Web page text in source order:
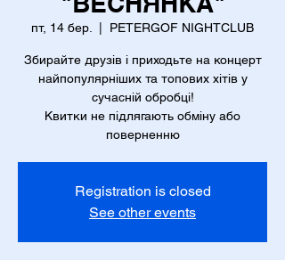
пт, 14 бер. PETERGOF NIGHTCLUB
Збирайте друзів і приходьте на концерт
найпопулярніших та топових хітів у
сучасній обробці!
Квитки не підлягають обміну або
поверненню
Registration is closed
See other events